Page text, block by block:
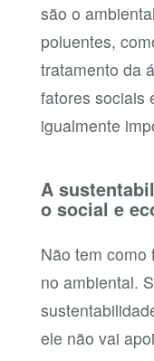
são o
poluentes,
tratamento da
fatores sociais
igualmente
A
o social e
Não tem como
no ambiental.
ele não vai